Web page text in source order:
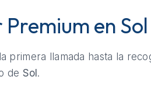
en Sol
primera llamada hasta la
de Sol .